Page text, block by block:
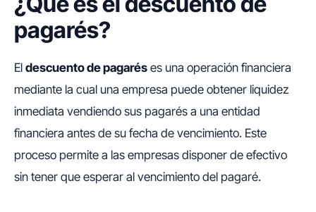
pagarés?
El descuento de pagarés es una operación financiera
mediante la cual una empresa puede obtener liquidez
inmediata vendiendo sus pagarés a una entidad
financiera antes de su fecha de vencimiento. Este
proceso permite a las empresas disponer de efectivo
sin tener que esperar al vencimiento del pagaré.